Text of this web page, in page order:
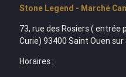
Stone Legend - Marché
73, rue des Rosiers ( entrée
Curie) 93400 Saint Ouen sur
Horaires :